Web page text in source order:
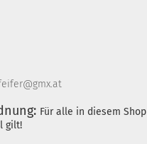
Für alle in diesem Shop
gilt!